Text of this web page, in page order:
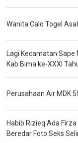
Wanita Calo Togel
Lagi Kecamatan
Kab Bima ke-XXXI
Perusahaan Air MDK
Habib Rizieq Ada
Beredar Foto Seks